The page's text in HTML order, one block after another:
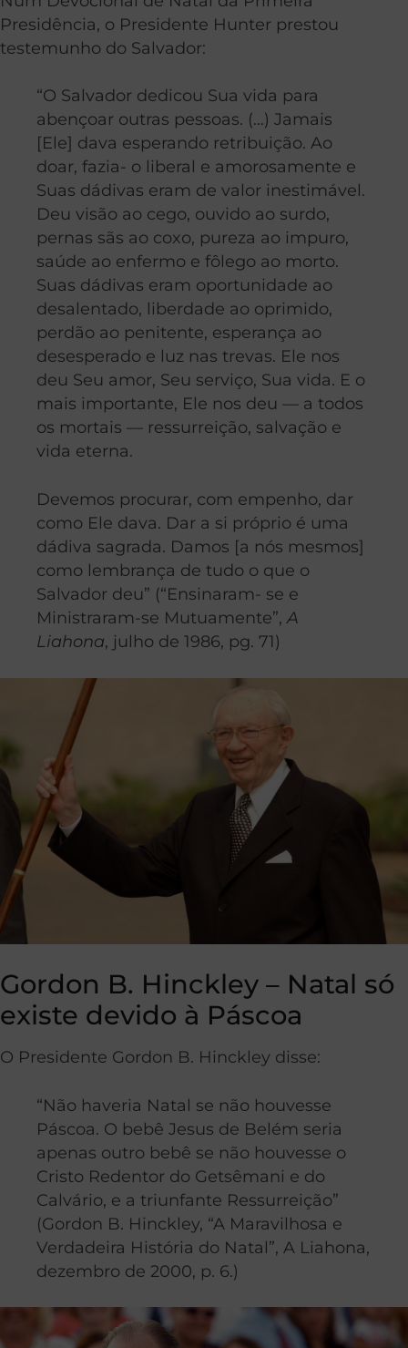
Presidência, o Presidente Hunter prestou
testemunho do Salvador:
“O Salvador dedicou Sua vida para
abençoar outras pessoas. (…) Jamais
[Ele] dava esperando retribuição. Ao
doar, fazia- o liberal e amorosamente e
Suas dádivas eram de valor inestimável.
Deu visão ao cego, ouvido ao surdo,
pernas sãs ao coxo, pureza ao impuro,
saúde ao enfermo e fôlego ao morto.
Suas dádivas eram oportunidade ao
desalentado, liberdade ao oprimido,
perdão ao penitente, esperança ao
desesperado e luz nas trevas. Ele nos
deu Seu amor, Seu serviço, Sua vida. E o
mais importante, Ele nos deu — a todos
os mortais — ressurreição, salvação e
vida eterna.
Devemos procurar, com empenho, dar
como Ele dava. Dar a si próprio é uma
dádiva sagrada. Damos [a nós mesmos]
como lembrança de tudo o que o
Salvador deu” (“Ensinaram- se e
Ministraram-se Mutuamente”,A
Liahona, julho de 1986, pg. 71)
Gordon B. Hinckley – Natal só
existe devido à Páscoa
O Presidente Gordon B. Hinckley disse:
“Não haveria Natal se não houvesse
Páscoa. O bebê Jesus de Belém seria
apenas outro bebê se não houvesse o
Cristo Redentor do Getsêmani e do
Calvário, e a triunfante Ressurreição”
(Gordon B. Hinckley, “A Maravilhosa e
Verdadeira História do Natal”, A Liahona,
dezembro de 2000, p. 6.)